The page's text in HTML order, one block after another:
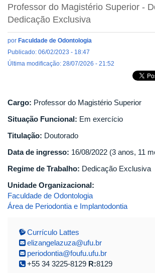
Professor do Magistério Superior -
Dedicação Exclusiva
por Faculdade de Odontologia
Publicado: 06/02/2023 - 18:47
Última modificação: 28/07/2026 - 21:52
Cargo: Professor do Magistério Superior
Situação Funcional: Em exercício
Titulação: Doutorado
Data de ingresso: 16/08/2022 (3 anos, 11
Regime de Trabalho: Dedicação Exclusiva
Unidade Organizacional:
Faculdade de Odontologia
Área de Periodontia e Implantodontia
Currículo Lattes
elizangelazuza@ufu.br
periodontia@foufu.ufu.br
+55 34 3225-8129 R:8129